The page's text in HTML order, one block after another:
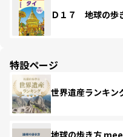
Ｄ１７ 地球の
特設ページ
世界遺産ランキン
地球の歩き方